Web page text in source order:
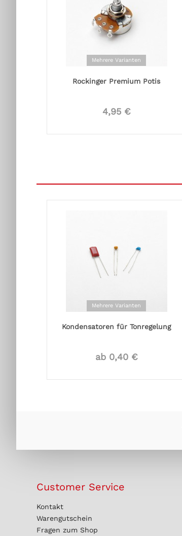
Mehrere Varianten
Rockinger Premium Potis
4,95 €
Mehrere Varianten
Kondensatoren für Tonregelung
ab 0,40 €
Customer Service
Kontakt
Warengutschein
Fragen zum Shop